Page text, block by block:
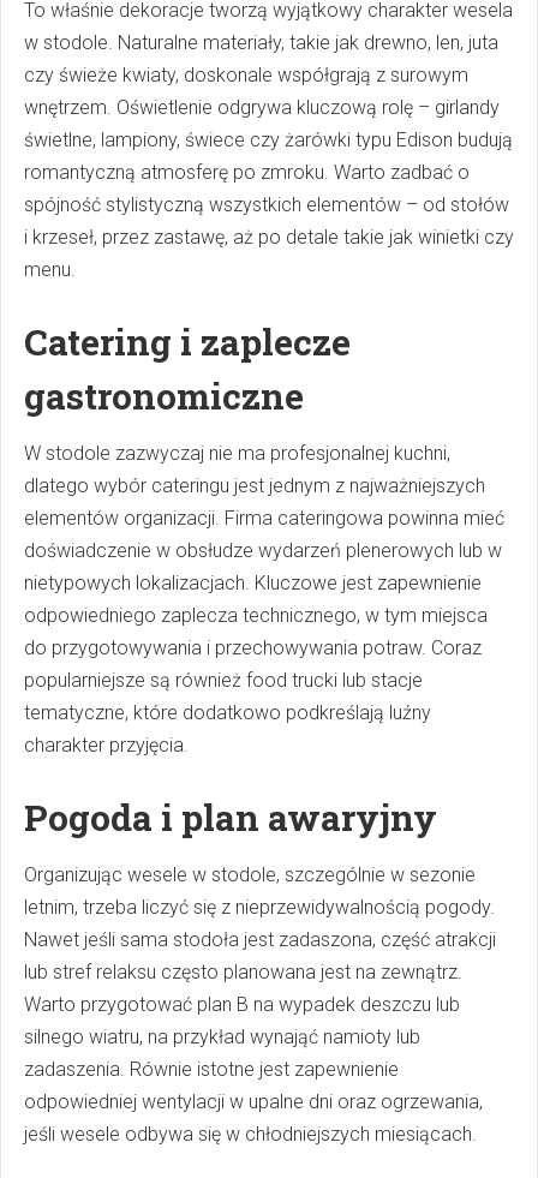
To właśnie dekoracje tworzą wyjątkowy charakter wesela
w stodole. Naturalne materiały, takie jak drewno, len, juta
czy świeże kwiaty, doskonale współgrają z surowym
wnętrzem. Oświetlenie odgrywa kluczową rolę – girlandy
świetlne, lampiony, świece czy żarówki typu Edison budują
romantyczną atmosferę po zmroku. Warto zadbać o
spójność stylistyczną wszystkich elementów – od stołów
i krzeseł, przez zastawę, aż po detale takie jak winietki czy
menu.
Catering i zaplecze
gastronomiczne
W stodole zazwyczaj nie ma profesjonalnej kuchni,
dlatego wybór cateringu jest jednym z najważniejszych
elementów organizacji. Firma cateringowa powinna mieć
doświadczenie w obsłudze wydarzeń plenerowych lub w
nietypowych lokalizacjach. Kluczowe jest zapewnienie
odpowiedniego zaplecza technicznego, w tym miejsca
do przygotowywania i przechowywania potraw. Coraz
popularniejsze są również food trucki lub stacje
tematyczne, które dodatkowo podkreślają luźny
charakter przyjęcia.
Pogoda i plan awaryjny
Organizując wesele w stodole, szczególnie w sezonie
letnim, trzeba liczyć się z nieprzewidywalnością pogody.
Nawet jeśli sama stodoła jest zadaszona, część atrakcji
lub stref relaksu często planowana jest na zewnątrz.
Warto przygotować plan B na wypadek deszczu lub
silnego wiatru, na przykład wynająć namioty lub
zadaszenia. Równie istotne jest zapewnienie
odpowiedniej wentylacji w upalne dni oraz ogrzewania,
jeśli wesele odbywa się w chłodniejszych miesiącach.